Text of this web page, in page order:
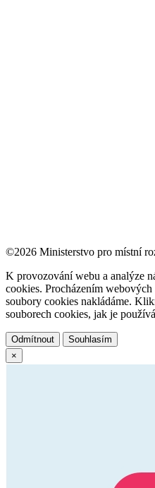
©2026 Ministerstvo pro místní
K provozování webu a analýze
cookies. Procházením
soubory cookies nakládáme.
souborech cookies, jak je
Odmítnout
Souhlasím
×